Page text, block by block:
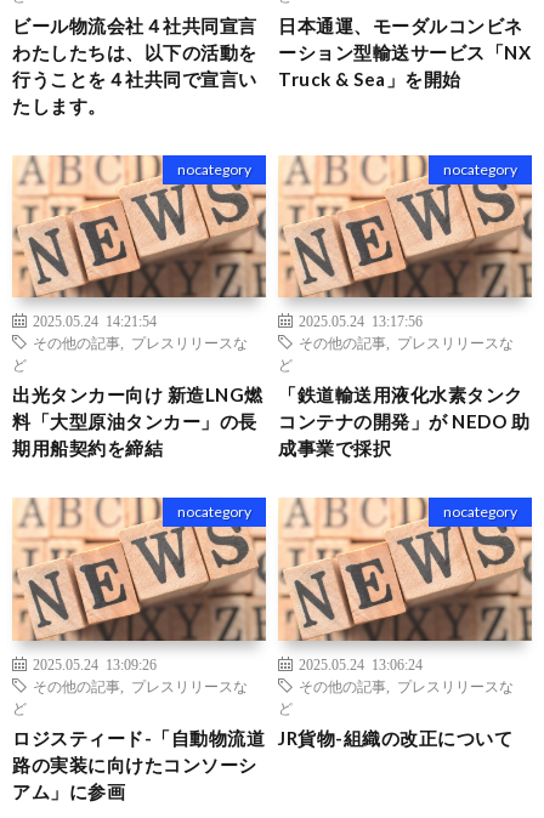
ビール物流会社４社共同宣言
わたしたちは、以下の活動を
行うことを４社共同で宣言い
たします。
日本通運、モーダルコンビネ
ーション型輸送サービス「NX
Truck & Sea」を開始
nocategory
2025.05.24 14:21:54
その他の記事
プレスリリースな
ど
出光タンカー向け 新造LNG燃
料「大型原油タンカー」の長
期用船契約を締結
nocategory
2025.05.24 13:17:56
その他の記事
プレスリリースな
ど
「鉄道輸送用液化水素タンク
コンテナの開発」が NEDO 助
成事業で採択
nocategory
2025.05.24 13:09:26
その他の記事
プレスリリースな
ど
ロジスティード-「自動物流道
路の実装に向けたコンソーシ
アム」に参画
nocategory
2025.05.24 13:06:24
その他の記事
プレスリリースな
ど
JR貨物-組織の改正について